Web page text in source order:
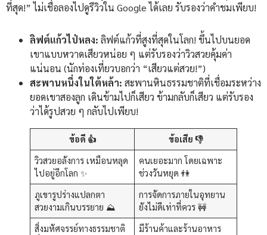
ที่สุด!” ไม่เชื่อลองไปดูรีวิวใน Google ได้เลย รับรองว่าคำชมเพียบ!
ลิฟต์แก้วไป่หลง: ลิฟต์แก้วที่สูงที่สุดในโลก! ขึ้นไปบนยอด
เขาแบบหวาดเสียวหน่อย ๆ แต่รับรองว่าวิวสวยคุ้มค่า
แน่นอน (นักท่องเที่ยวบอกว่า “เสียวแต่สวย!”)
สะพานหนึ่งในใต้หล้า: สะพานหินธรรมชาติที่เชื่อมระหว่าง
ยอดเขาสองลูก เดินข้ามไปก็เสียว ข้ามกลับก็เสียว แต่รับรอง
ว่าได้รูปสวย ๆ กลับไปเพียบ!
ข้อดี 👍
ข้อเสีย 👎
วิวสวยอลังการ เหมือนหลุด
ไปอยู่อีกโลก ✨
คนเยอะมาก โดยเฉพาะ
ช่วงวันหยุด 👫
ภูเขารูปร่างแปลกตา
สวยงามเกินบรรยาย ⛰️
การจัดการภายในอุทยาน
ยังไม่ดีเท่าที่ควร 🚧
สิ่งมหัศจรรย์ทางธรรมชาติ
มีร้านค้าและร้านอาหาร